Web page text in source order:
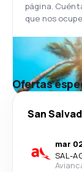
página.
que nos
Ofertas
San
mar
SAL-